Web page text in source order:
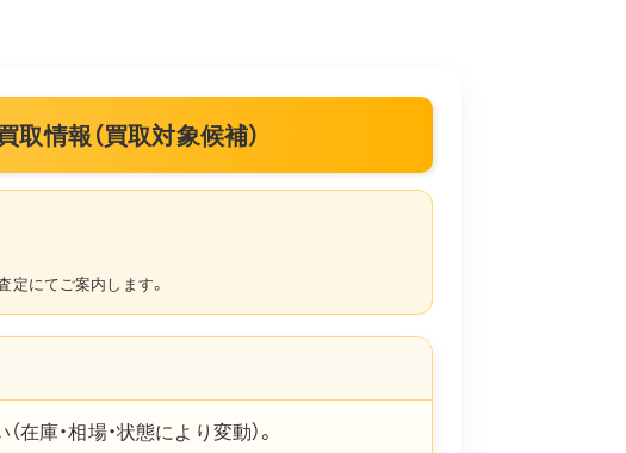
情報（買取対象候補）
定にてご案内します。
在庫・相場・状態により変動）。